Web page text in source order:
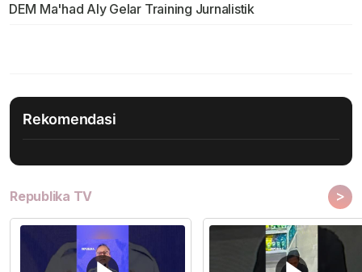
DEM Ma'had Aly Gelar Training Jurnalistik
Rekomendasi
Republika TV >